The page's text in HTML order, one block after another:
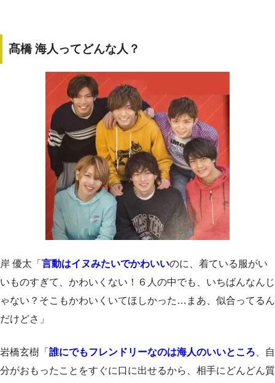
髙橋 海人ってどんな人？
岸 優太「 言動はイヌみたいでかわいいのに、着ている服がい
いものすぎて、かわいくない！６人の中でも、いちばんなんじ
ゃない？そこもかわいくいてほしかった…まあ、似合ってるん
だけどさ」
岩橋玄樹「 誰にでもフレンドリーなのは海人のいいところ 、自
分がおもったことをすぐに口に出せるから、相手にどんどん質